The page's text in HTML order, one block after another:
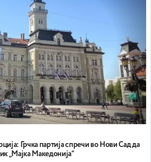
Грчка партија спречи во Нови Сад да
„Мајка Македонија“